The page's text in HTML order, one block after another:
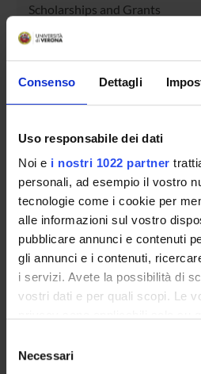
Consenso Dettagli
Uso responsabile dei dati
Noi e i nostri 1022 partner
personali, ad esempio il vostro
tecnologie come i cookie per
alle informazioni sul vostro
pubblicare annunci e contenuti
gli annunci e i contenuti,
i servizi. Avete la possibilità di
vostri dati e per quali scopi. Le
modificare o revocare il proprio
delNecessari
Scholarships and Grants
Housing service
STUDYING
COURSES
PHD PROGRAMMES AND
TRAINING
Contacts
Places
Calendar